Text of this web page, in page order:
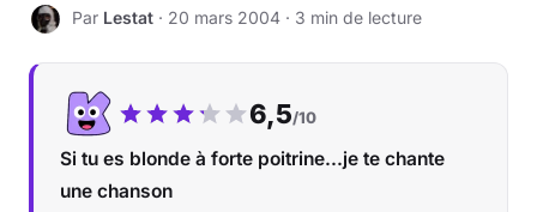
L Par Lestat · 20 mars 2004 · 3 min de lecture
Notre note :
6,5/10
Si tu es blonde à forte poitrine...je te chante
une chanson